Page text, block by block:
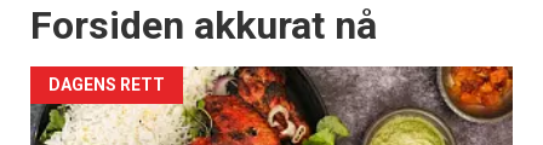
Forsiden akkurat nå
DAGENS RETT